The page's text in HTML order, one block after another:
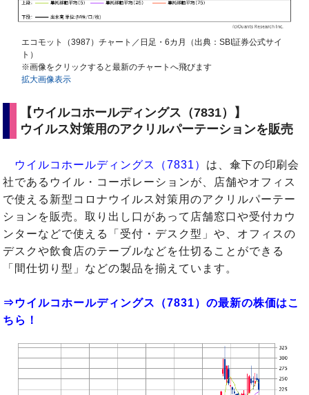
エコモット（3987）チャート／日足・6カ月（出典：SBI証券公式サイ
ト）
※画像をクリックすると最新のチャートへ飛びます
拡大画像表示
【ウイルコホールディングス（7831）】
ウイルス対策用のアクリルパーテーションを販売
ウイルコホールディングス（7831） は、傘下の印刷会
社であるウイル・コーポレーションが、店舗やオフィス
で使える新型コロナウイルス対策用のアクリルパーテー
ションを販売。取り出し口があって店舗窓口や受付カウ
ンターなどで使える「受付・デスク型」や、オフィスの
デスクや飲食店のテーブルなどを仕切ることができる
「間仕切り型」などの製品を揃えています。
⇒ウイルコホールディングス（7831）の最新の株価はこ
ちら！